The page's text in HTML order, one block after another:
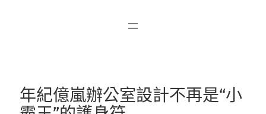
年紀億嵐辦公室設計不再是“小